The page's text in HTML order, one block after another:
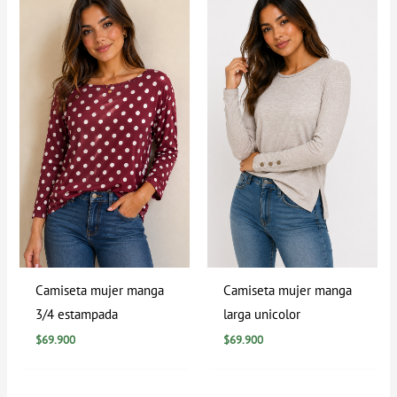
Camiseta mujer manga
3/4 estampada
$69.900
Camiseta mujer manga
larga unicolor
$69.900